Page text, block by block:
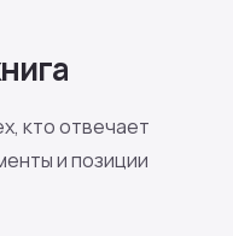
кто отвечает
и позиции